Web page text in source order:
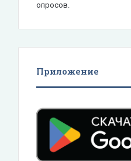
опросов.
Приложение